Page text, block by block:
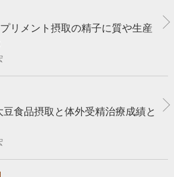
リメント摂取の精子に質や生産
食品摂取と体外受精治療成績と